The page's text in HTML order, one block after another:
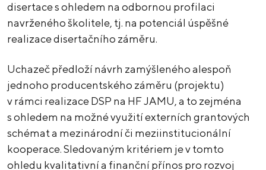
disertace s ohledem na odbornou profilaci
navrženého školitele, tj. na potenciál úspěšné
realizace disertačního záměru.
Uchazeč předloží návrh zamýšleného alespoň
jednoho producentského záměru (projektu)
v rámci realizace DSP na HF JAMU, a to zejména
s ohledem na možné využití externích grantových
schémat a mezinárodní či meziinstitucionální
kooperace. Sledovaným kritériem je v tomto
ohledu kvalitativní a finanční přínos pro rozvoj